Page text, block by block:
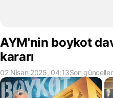
AYM'nin boykot
kararı
02 Nisan 2025, 04:13Son